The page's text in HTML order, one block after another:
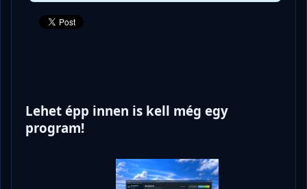
Lehet épp innen is kell még egy
program!